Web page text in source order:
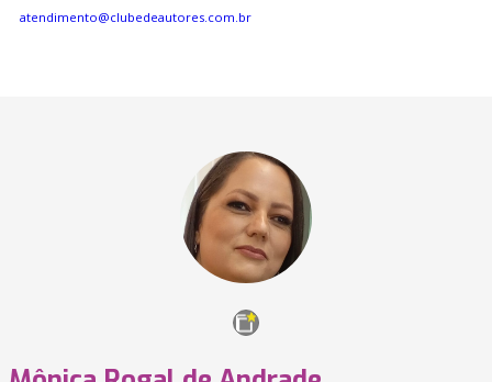
atendimento@clubedeautores.com.br